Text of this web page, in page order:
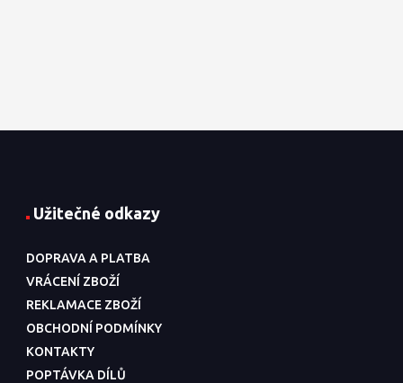
Užitečné odkazy
DOPRAVA A PLATBA
VRÁCENÍ ZBOŽÍ
REKLAMACE ZBOŽÍ
OBCHODNÍ PODMÍNKY
KONTAKTY
POPTÁVKA DÍLŮ